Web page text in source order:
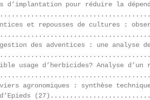
d’implantation pour réduire la
et repousses de cultures :
des adventices : une analyse
usage d’herbicides? Analyse d’un
agronomiques : synthèse